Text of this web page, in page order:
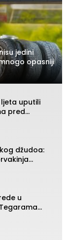
jedini
opasniji
uputili
pred
džudoa:
u